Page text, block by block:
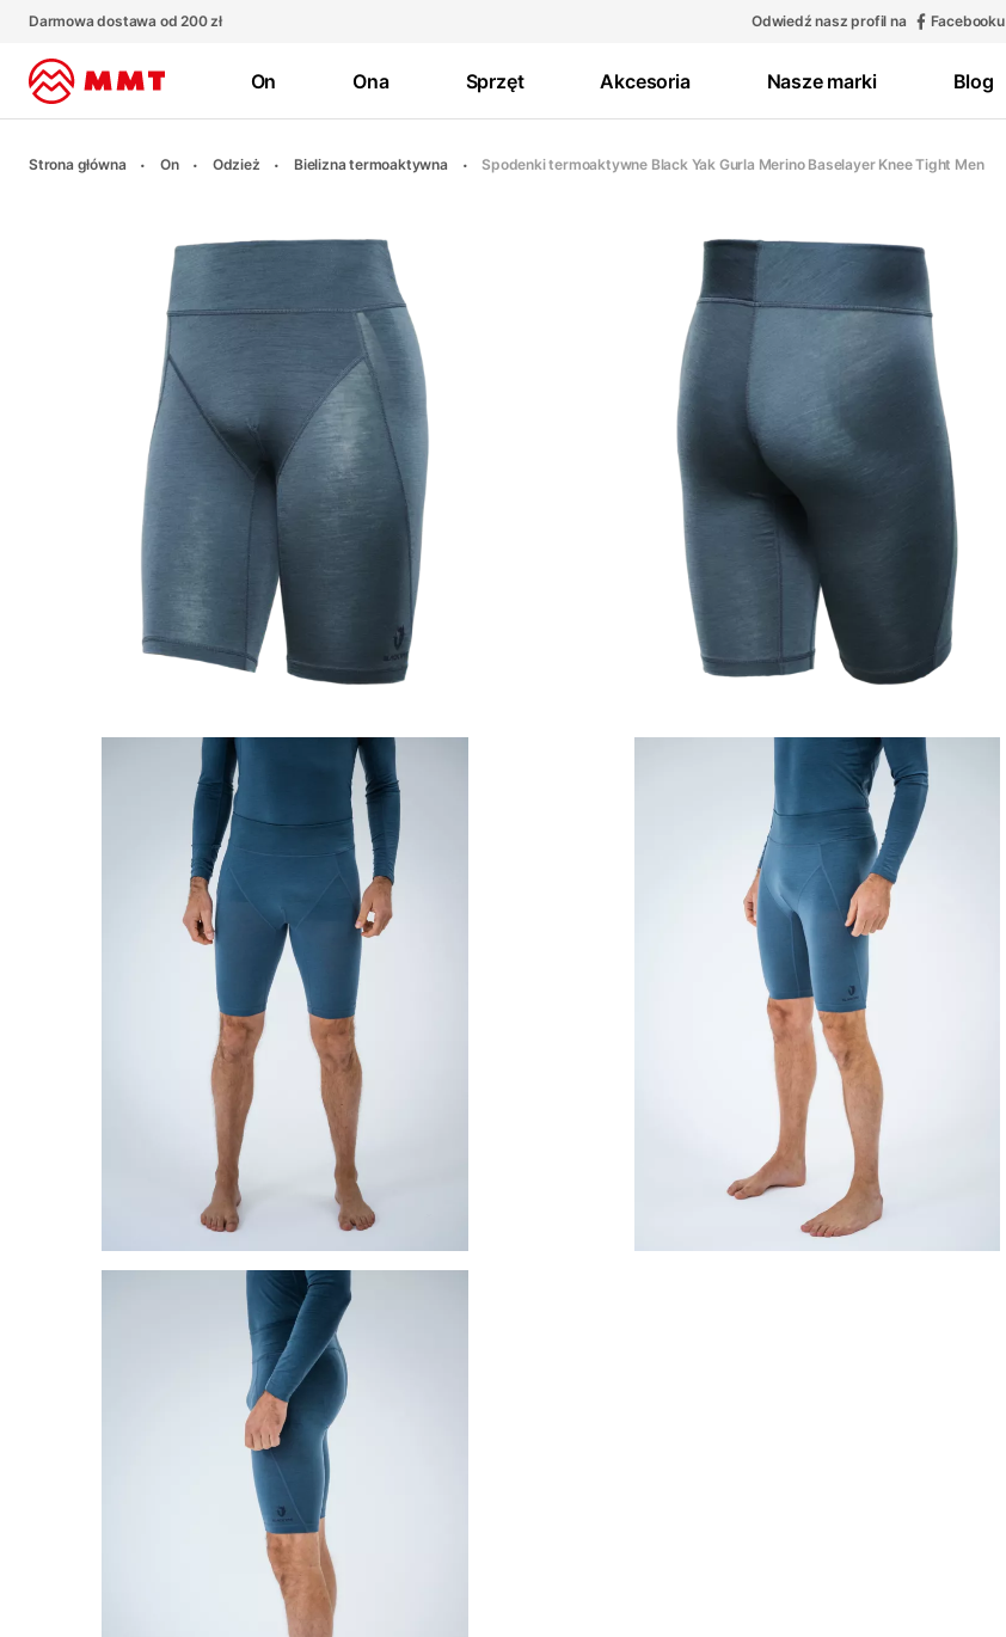
Darmowa dostawa od 200 zł Odwiedź nasz profil na Facebooku
On Ona Sprzęt Akcesoria Nasze marki Blog
Strona główna On Odzież Bielizna termoaktywna Spodenki termoaktywne Black Yak Gurla Merino Baselayer Knee Tight Men